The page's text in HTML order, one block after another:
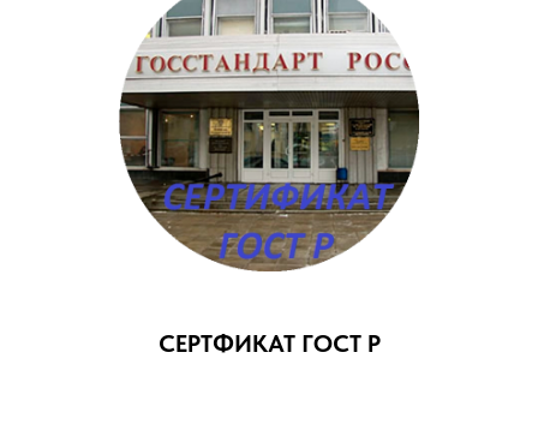
СЕРТФИКАТ ГОСТ Р